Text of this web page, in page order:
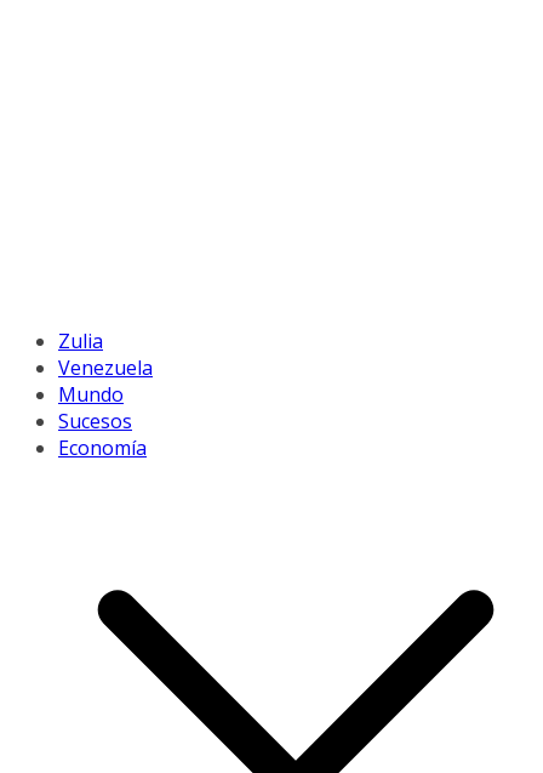
Zulia
Venezuela
Mundo
Sucesos
Economía